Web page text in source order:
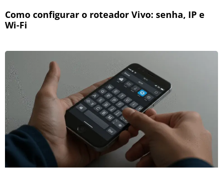
Como configurar o roteador Vivo: senha, IP e
Wi-Fi